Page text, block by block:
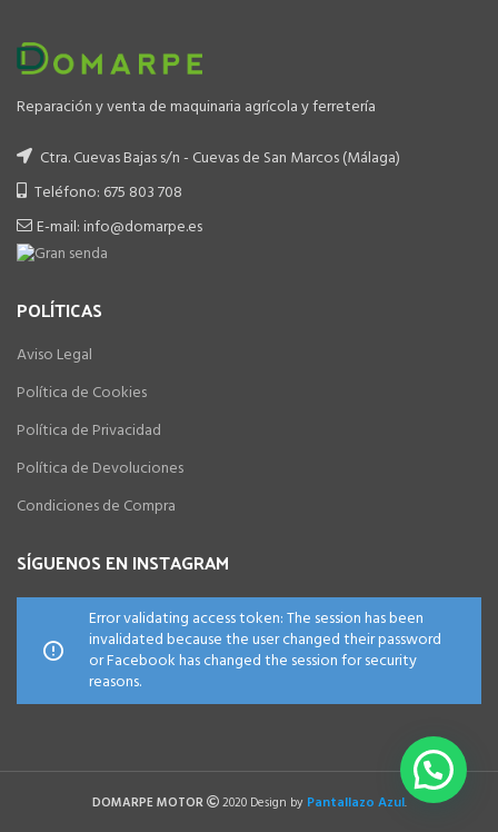
Reparación y venta de maquinaria agrícola y ferretería
Ctra. Cuevas Bajas s/n - Cuevas de San Marcos (Málaga)
Teléfono: 675 803 708
E-mail: info@domarpe.es
POLÍTICAS
Aviso Legal
Política de Cookies
Política de Privacidad
Política de Devoluciones
Condiciones de Compra
SÍGUENOS EN INSTAGRAM
Error validating access token: The session has been
invalidated because the user changed their password
or Facebook has changed the session for security
reasons.
DOMARPE MOTOR 2020 Design by Pantallazo Azul.